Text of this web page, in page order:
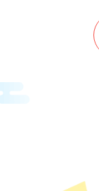
镇推广“
值2500